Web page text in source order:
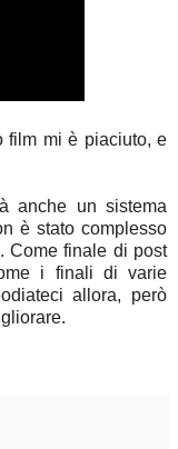
film mi è piaciuto, e
anche un sistema
è stato complesso
Come finale di post
i finali di varie
allora, però